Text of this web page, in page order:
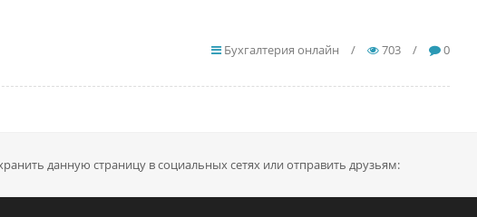
Бухгалтерия онлайн / 703 / 0
данную страницу в социальных сетях или отправить друзьям: